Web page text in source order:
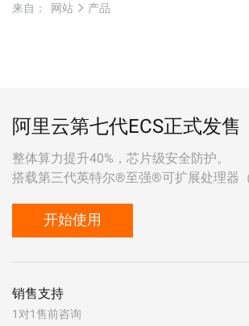
来自：
网站 产品
阿里云第七代ECS正式发售
整体算力提升40%，芯片级安全防护。
搭载第三代英特尔®至强®可扩展处理器（
开始使用
销售支持
1对1售前咨询